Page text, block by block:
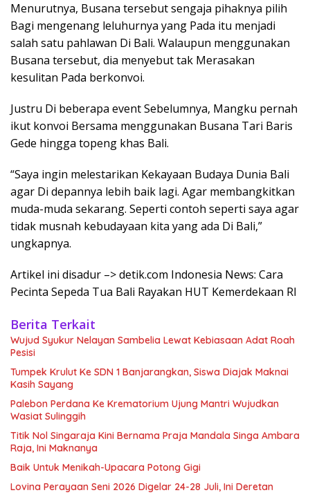
Menurutnya, Busana tersebut sengaja pihaknya pilih
Bagi mengenang leluhurnya yang Pada itu menjadi
salah satu pahlawan Di Bali. Walaupun menggunakan
Busana tersebut, dia menyebut tak Merasakan
kesulitan Pada berkonvoi.
Justru Di beberapa event Sebelumnya, Mangku pernah
ikut konvoi Bersama menggunakan Busana Tari Baris
Gede hingga topeng khas Bali.
“Saya ingin melestarikan Kekayaan Budaya Dunia Bali
agar Di depannya lebih baik lagi. Agar membangkitkan
muda-muda sekarang. Seperti contoh seperti saya agar
tidak musnah kebudayaan kita yang ada Di Bali,”
ungkapnya.
Artikel ini disadur –> detik.com Indonesia News: Cara
Pecinta Sepeda Tua Bali Rayakan HUT Kemerdekaan RI
Berita Terkait
Wujud Syukur Nelayan Sambelia Lewat Kebiasaan Adat Roah
Pesisi
Tumpek Krulut Ke SDN 1 Banjarangkan, Siswa Diajak Maknai
Kasih Sayang
Palebon Perdana Ke Krematorium Ujung Mantri Wujudkan
Wasiat Sulinggih
Titik Nol Singaraja Kini Bernama Praja Mandala Singa Ambara
Raja, Ini Maknanya
Baik Untuk Menikah-Upacara Potong Gigi
Lovina Perayaan Seni 2026 Digelar 24-28 Juli, Ini Deretan